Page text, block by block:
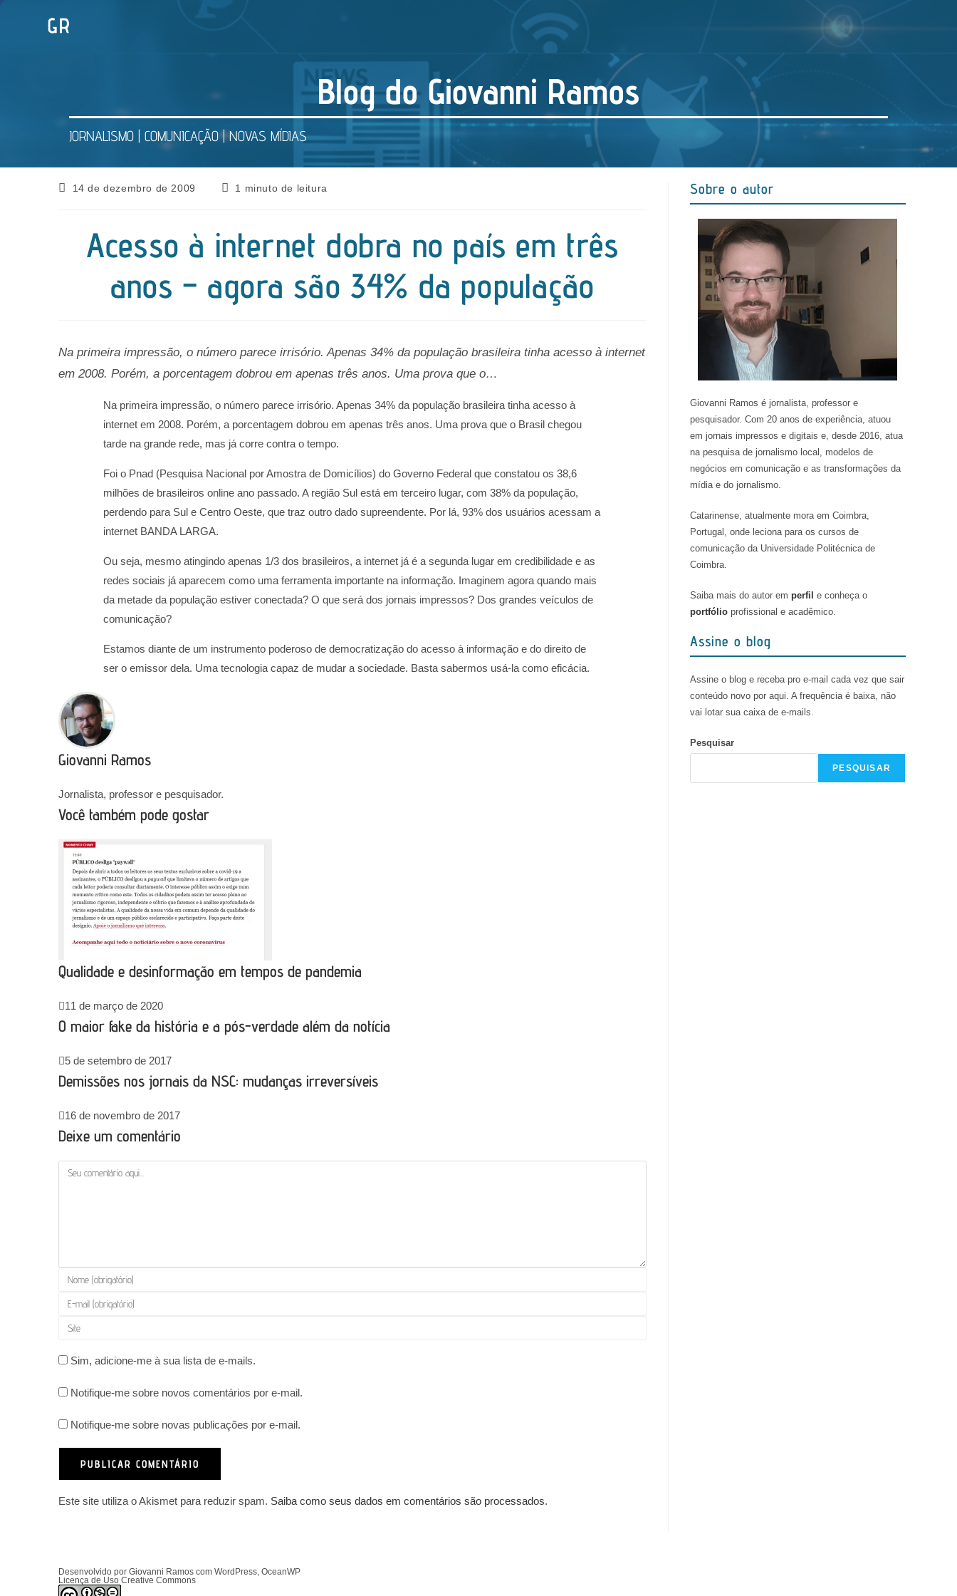
Blog do Giovanni Ramos
JORNALISMO | COMUNICAÇÃO | NOVAS MÍDIAS
Post14 de dezembro de 2009
Tempo
1 minuto de leitura
Acesso à internet dobra no país em três
anos – agora são 34% da população
Na primeira impressão, o número parece irrisório. Apenas 34% da população brasileira tinha acesso à internet
em 2008. Porém, a porcentagem dobrou em apenas três anos. Uma prova que o…
Na primeira impressão, o número parece irrisório. Apenas 34% da população brasileira tinha acesso à
internet em 2008. Porém, a porcentagem dobrou em apenas três anos. Uma prova que o Brasil chegou
tarde na grande rede, mas já corre contra o tempo.
Foi o Pnad (Pesquisa Nacional por Amostra de Domicílios) do Governo Federal que constatou os 38,6
milhões de brasileiros online ano passado. A região Sul está em terceiro lugar, com 38% da população,
perdendo para Sul e Centro Oeste, que traz outro dado supreendente. Por lá, 93% dos usuários acessam a
internet BANDA LARGA.
Ou seja, mesmo atingindo apenas 1/3 dos brasileiros, a internet já é a segunda lugar em credibilidade e as
redes sociais já aparecem como uma ferramenta importante na informação. Imaginem agora quando mais
da metade da população estiver conectada? O que será dos jornais impressos? Dos grandes veículos de
comunicação?
Estamos diante de um instrumento poderoso de democratização do acesso à informação e do direito de
ser o emissor dela. Uma tecnologia capaz de mudar a sociedade. Basta sabermos usá-la como eficácia.
Giovanni Ramos
Jornalista, professor e pesquisador.
Você também pode gostar
Qualidade e desinformação em tempos de pandemia
11 de março de 2020
O maior fake da história e a pós-verdade além da notícia
5 de setembro de 2017
Demissões nos jornais da NSC: mudanças irreversíveis
16 de novembro de 2017
Deixe um comentário
Comentário
Digite
nome
ou
de
para
comentar
Digite
endereço
de
mail
comentar
Digite
URL
seu
(opcional)
Sim, adicione-me à sua lista de e-mails.
Notifique-me sobre novos comentários por e-mail.
Notifique-me sobre novas publicações por e-mail.
Este site utiliza o Akismet para reduzir spam. Saiba como seus dados em comentários são processados.
Sobre o autor
Giovanni Ramos é jornalista, professor e
pesquisador. Com 20 anos de experiência, atuou
em jornais impressos e digitais e, desde 2016, atua
na pesquisa de jornalismo local, modelos de
negócios em comunicação e as transformações da
mídia e do jornalismo.
Catarinense, atualmente mora em Coimbra,
Portugal, onde leciona para os cursos de
comunicação da Universidade Politécnica de
Coimbra.
Saiba mais do autor em perfil e conheça o
portfólioprofissional e acadêmico.
Assine o blog
Assine o blog e receba pro e-mail cada vez que sair
conteúdo novo por aqui. A frequência é baixa, não
vai lotar sua caixa de e-mails.
Pesquisar
PESQUISAR
Desenvolvido por Giovanni Ramos com WordPress, OceanWP
Licença de Uso Creative Commons